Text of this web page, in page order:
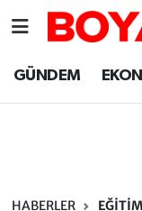
GÜNDEM
HABERLER EĞİTİM
Sinop
Sinop Trafik